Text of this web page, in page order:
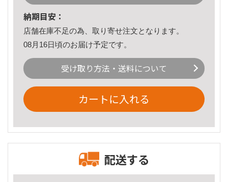
納期目安：
店舗在庫不足の為、取り寄せ注文となります。
08月16日頃のお届け予定です。
受け取り方法・送料について
カートに入れる
配送する